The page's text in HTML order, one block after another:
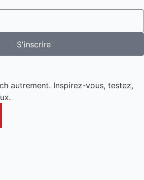
S'inscrire
autrement. Inspirez-vous, testez,